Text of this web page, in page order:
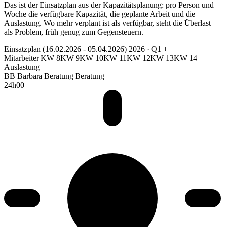
Das ist der Einsatzplan aus der Kapazitätsplanung: pro Person und
Woche die verfügbare Kapazität, die geplante Arbeit und die
Auslastung. Wo mehr verplant ist als verfügbar, steht die Überlast
als Problem, früh genug zum Gegensteuern.
Einsatzplan (16.02.2026 - 05.04.2026) 2026 · Q1 +
Mitarbeiter KW 8KW 9KW 10KW 11KW 12KW 13KW 14
Auslastung
BB Barbara Beratung Beratung
24h00